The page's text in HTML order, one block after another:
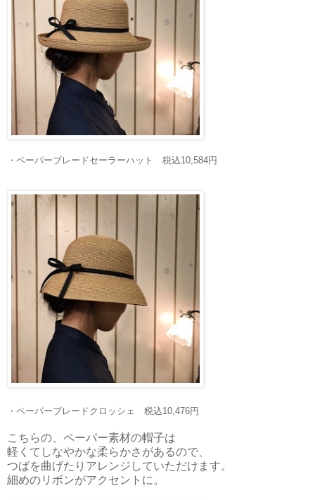
・ペーパーブレードセーラーハット 税込10,584円
・ペーパーブレードクロッシェ 税込10,476円
こちらの、ペーパー素材の帽子は
軽くてしなやかな柔らかさがあるので、
つばを曲げたりアレンジしていただけます。
細めのリボンがアクセントに。